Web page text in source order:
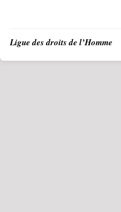
Ligue des droits de l’Homme